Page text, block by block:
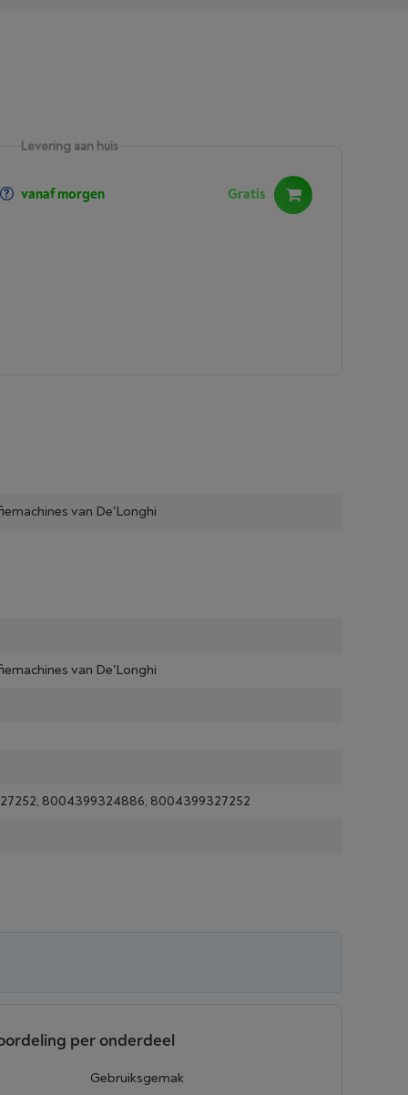
Levering aan huis
vanaf morgen Gratis
van De'Longhi
van De'Longhi
8004399324886, 8004399327252
per onderdeel
Gebruiksgemak